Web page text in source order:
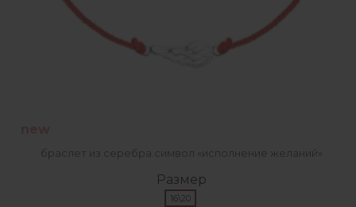
браслет из серебра.символ «исполнение желаний»
Размер
16\20